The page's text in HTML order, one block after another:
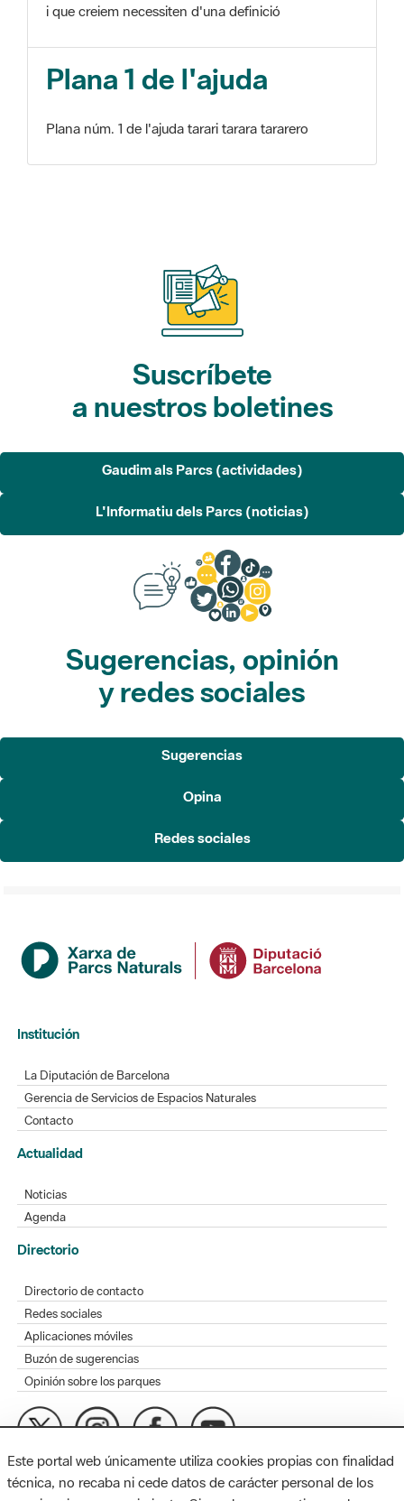
i que creiem necessiten d'una definició
Plana 1 de l'ajuda
Plana núm. 1 de l'ajuda tarari tarara tararero
Suscríbete
a nuestros boletines
Gaudim als Parcs (actividades)
L'Informatiu dels Parcs (noticias)
Sugerencias, opinión
y redes sociales
Sugerencias
Opina
Redes sociales
Institución
La Diputación de Barcelona
Gerencia de Servicios de Espacios Naturales
Contacto
Actualidad
Noticias
Agenda
Directorio
Directorio de contacto
Redes sociales
Aplicaciones móviles
Buzón de sugerencias
Opinión sobre los parques
MAPA WEB AVISO LEGAL ACCESIBILIDAD
Este portal web únicamente utiliza cookies propias con finalidad
técnica, no recaba ni cede datos de carácter personal de los